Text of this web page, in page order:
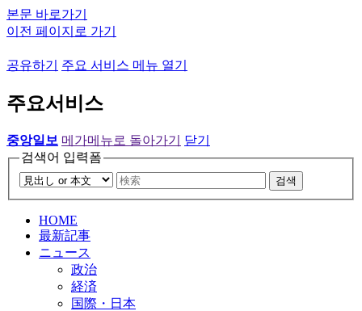
본문 바로가기
이전 페이지로 가기
공유하기 주요 서비스 메뉴 열기
주요서비스
중앙일보 메가메뉴로 돌아가기
닫기
검색어 입력폼
검색
HOME
最新記事
ニュース
政治
経済
国際・日本